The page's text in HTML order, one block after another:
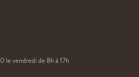
le vendredi de 8h à 17h